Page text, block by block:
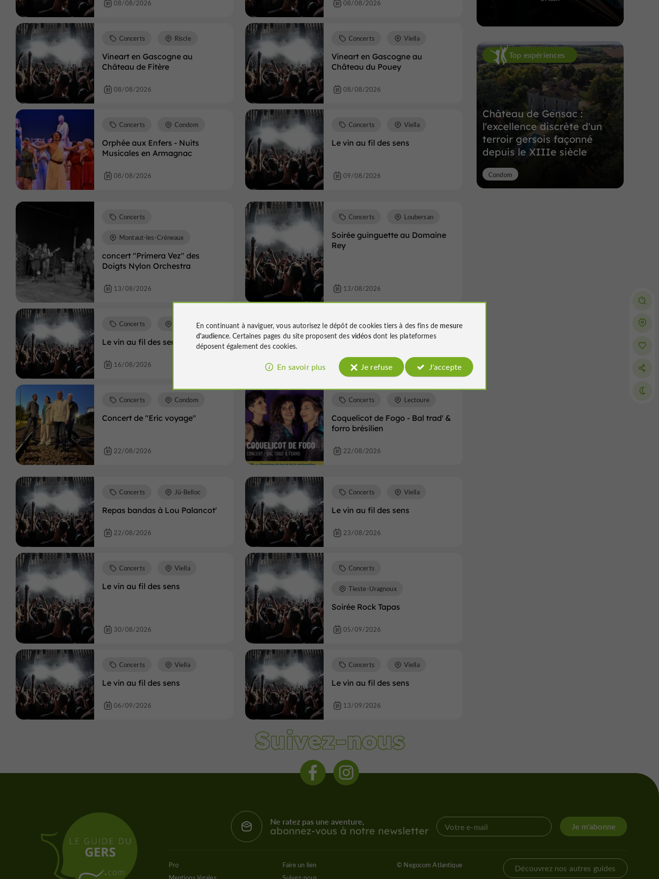
08/08/2026 08/08/2026
Vineart en Gascogne au
Château de Fitère
Concerts Riscle
08/08/2026
Vineart en Gascogne au
Château du Pouey
Concerts Viella
08/08/2026
Orphée aux Enfers - Nuits
Musicales en Armagnac
Concerts Condom
08/08/2026
Le vin au fil des sens
Concerts Viella
09/08/2026
concert "Primera Vez" des
Doigts Nylon Orchestra
Concerts
Montaut-les-Créneaux
13/08/2026
Soirée guinguette au Domaine
Rey
Concerts Loubersan
13/08/2026
Le vin au fil des sens
Concerts
16/08/2026
Concerts Viella
20/08/2026
Concert de "Eric voyage"
Concerts Condom
22/08/2026
Coquelicot de Fogo - Bal trad' &
forro brésilien
Concerts Lectoure
22/08/2026
Repas bandas à Lou Palancot'
Concerts Jû-Belloc
22/08/2026
Le vin au fil des sens
Concerts Viella
23/08/2026
Le vin au fil des sens
Concerts Viella
30/08/2026
Soirée Rock Tapas
Concerts
Tieste-Uragnoux
05/09/2026
Le vin au fil des sens
Concerts Viella
06/09/2026
Le vin au fil des sens
Concerts Viella
13/09/2026
Top expériences
Château de Gensac :
l'excellence discrète d'un
terroir gersois façonné
depuis le XIIIe siècle
Condom
Suivez-nous
Ne ratez pas une aventure,
abonnez-vous à notre newsletter Je m'abonne
Pro
Mentions légales
Faire un lien
Suivez-nous
© Negocom Atlantique Découvrez nos autres guides
En continuant à naviguer, vous autorisez le dépôt de cookies tiers à des fins de mesure
d'audience. Certaines pages du site proposent des vidéosdont les plateformes
déposent également des cookies.
En savoir plus Je refuse J'accepte